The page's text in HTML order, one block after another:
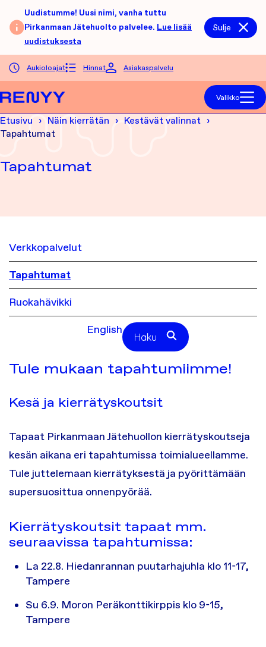
Siirry sisältöön
Uudistumme! Uusi nimi, vanha tuttu
Pirkanmaan Jätehuolto palvelee. Lue lisää
uudistuksesta
Sulje
Aukioloajat Hinnat Asiakaspalvelu
Valikko
Etusivu Näin kierrätän
Kestävät valinnat
Tapahtumat
Tapahtumat
Verkkopalvelut
Tapahtumat
Ruokahävikki
English
Haku
Tule mukaan tapahtumiimme!
Kesä ja kierrätyskoutsit
Tapaat Pirkanmaan Jätehuollon kierrätyskoutseja
kesän aikana eri tapahtumissa toimialueellamme.
Tule juttelemaan kierrätyksestä ja pyörittämään
supersuosittua onnenpyörää.
Kierrätyskoutsit tapaat mm.
seuraavissa tapahtumissa:
La 22.8. Hiedanrannan puutarhajuhla klo 11-17,
Tampere
Su 6.9. Moron Peräkonttikirppis klo 9-15,
Tampere